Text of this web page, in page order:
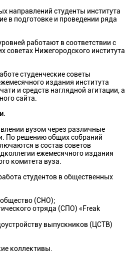
направлений студенты института
в подготовке и проведении ряда
работают в соответствии с
советах Нижегородского института
студенческие советы
издания института
и средств наглядной агитации, а
сайта.
вузом через различные
По решению общих собраний
в состав советов
ежемесячного издания
комитета вуза.
студентов в общественных
общество (СНО);
отряда (СПО) «Freak
выпускников (ЦСТВ)
коллективы.